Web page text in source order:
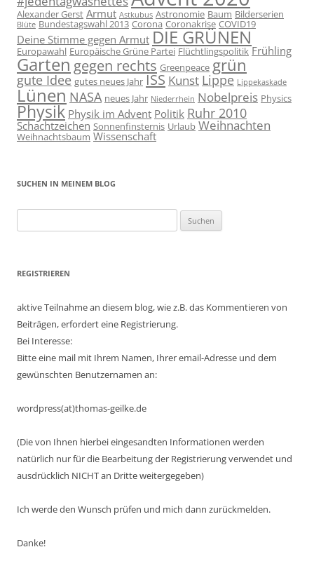
Alexander Gerst Armut Astkubus Astronomie Baum Bilderserien
Blüte Bundestagswahl 2013 Corona Coronakrise COVID19
Deine Stimme gegen Armut DIE GRÜNEN
Europawahl Europäische Grüne Partei Flüchtlingspolitik Frühling
Garten gegen rechts Greenpeace grün
gute Idee gutes neues Jahr ISS Kunst Lippe Lippekaskade
Lünen NASA neues Jahr Niederrhein Nobelpreis Physics
Physik Physik im Advent Politik Ruhr 2010
Schachtzeichen Sonnenfinsternis Urlaub Weihnachten
Weihnachtsbaum Wissenschaft
SUCHEN IN MEINEM BLOG
nach:
REGISTRIEREN
aktive Teilnahme an diesem blog, wie z.B. das Kommentieren von
Beiträgen, erfordert eine Registrierung.
Bei Interesse:
Bitte eine mail mit Ihrem Namen, Ihrer email-Adresse und dem
gewünschten Benutzernamen an:
wordpress(at)thomas-geilke.de
(Die von Ihnen hierbei eingesandten Informationen werden
natürlich nur für die Bearbeitung der Registrierung verwendet und
ausdrücklich NICHT an Dritte weitergegeben)
Ich werde den Wunsch prüfen und mich dann zurückmelden.
Danke!